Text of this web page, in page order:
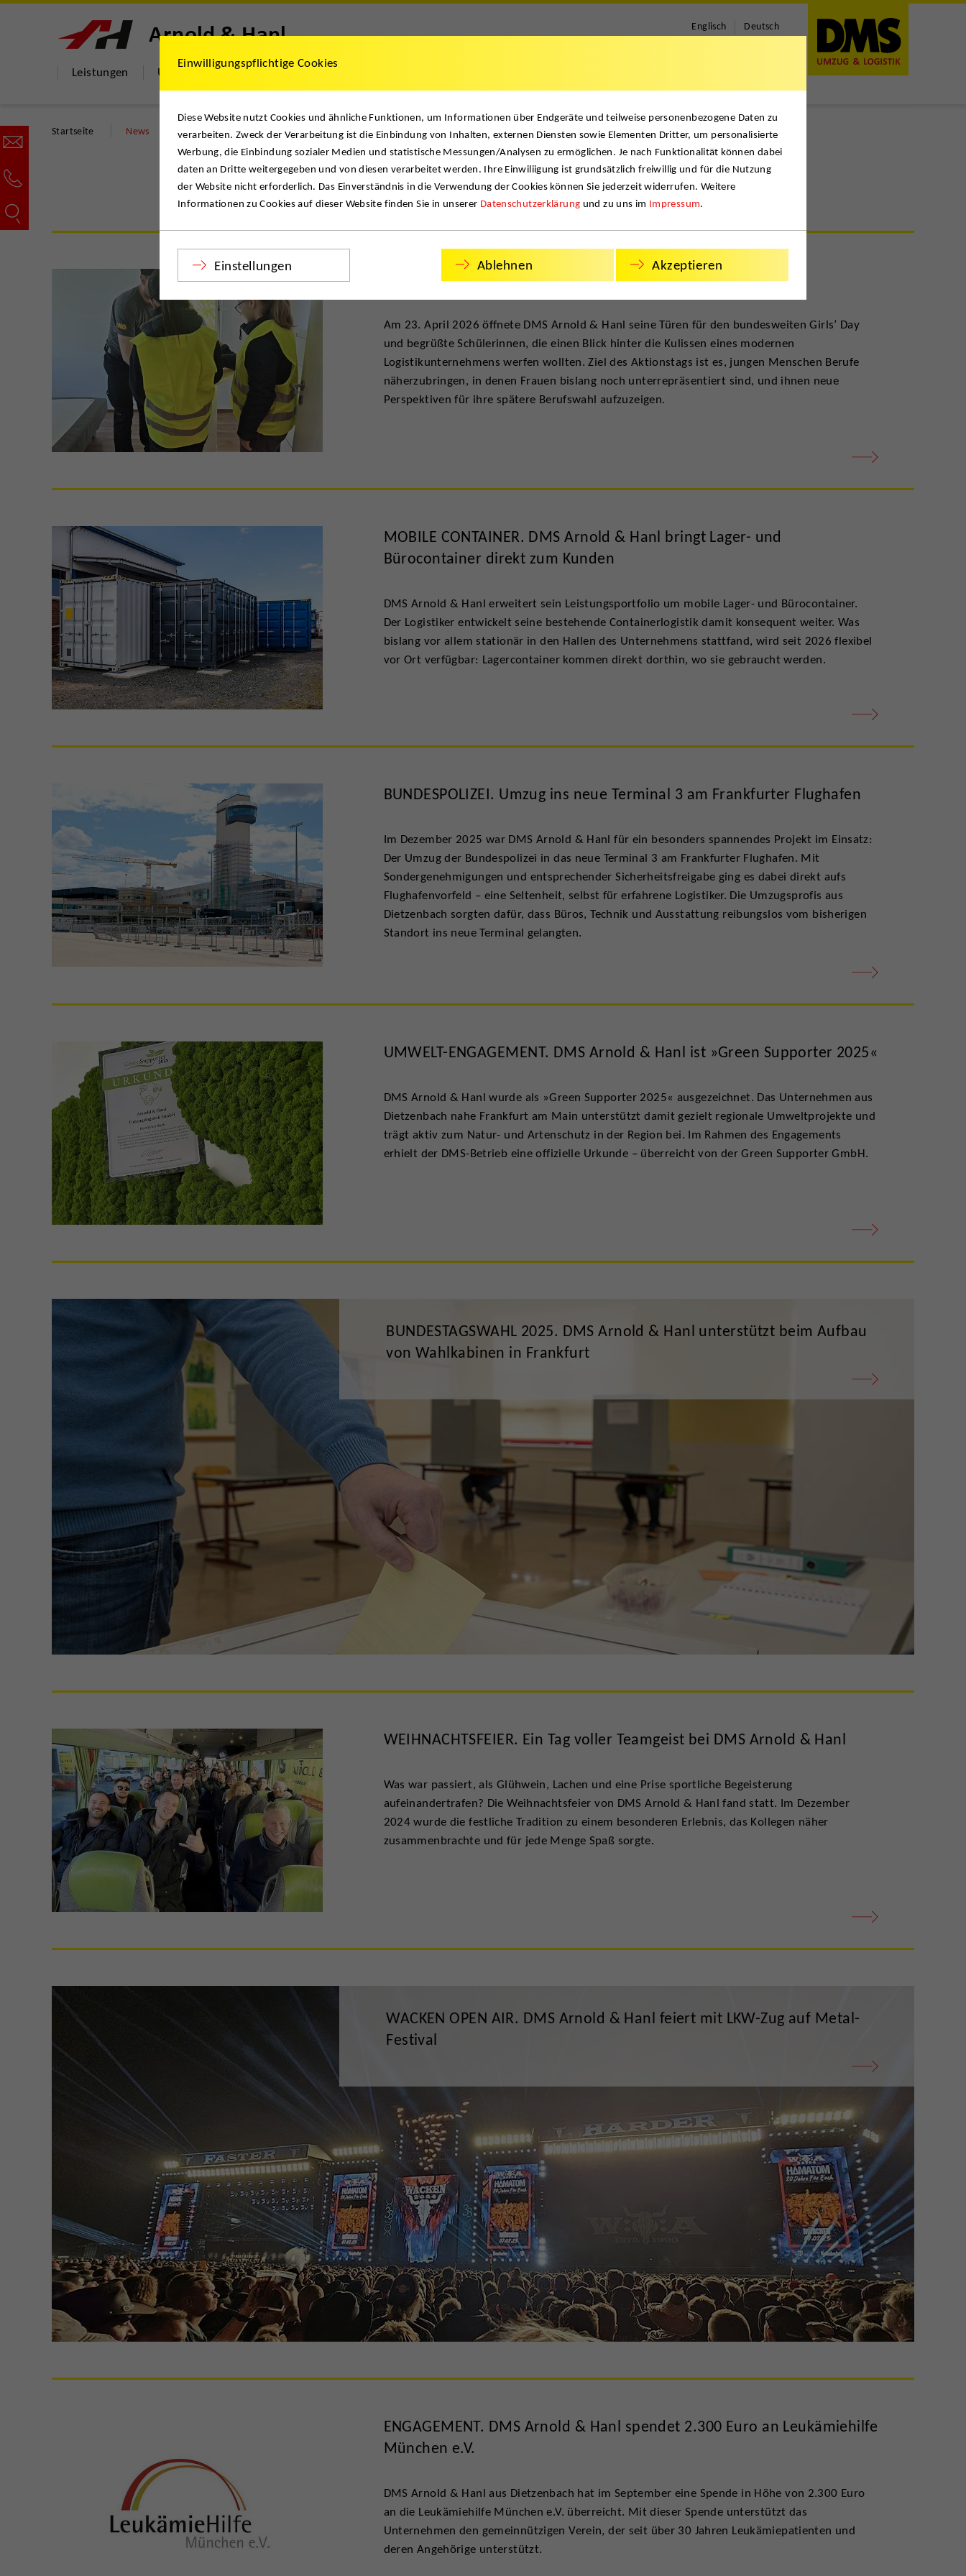
Englisch Deutsch
Leistungen Über uns Hilfe & Dokumente
Startseite News
Projekte & News
NACHWUCHS. DMS Arnold & Hanl beteiligt sich am Girls’ Day
Am 23. April 2026 öffnete DMS Arnold & Hanl seine Türen für den bundesweiten Girls’ Day
und begrüßte Schülerinnen, die einen Blick hinter die Kulissen eines modernen
Logistikunternehmens werfen wollten. Ziel des Aktionstags ist es, jungen Menschen Berufe
näherzubringen, in denen Frauen bislang noch unterrepräsentiert sind, und ihnen neue
Perspektiven für ihre spätere Berufswahl aufzuzeigen.
MOBILE CONTAINER. DMS Arnold & Hanl bringt Lager- und
Bürocontainer direkt zum Kunden
DMS Arnold & Hanl erweitert sein Leistungsportfolio um mobile Lager- und Bürocontainer.
Der Logistiker entwickelt seine bestehende Containerlogistik damit konsequent weiter. Was
bislang vor allem stationär in den Hallen des Unternehmens stattfand, wird seit 2026 flexibel
vor Ort verfügbar: Lagercontainer kommen direkt dorthin, wo sie gebraucht werden.
BUNDESPOLIZEI. Umzug ins neue Terminal 3 am Frankfurter Flughafen
Im Dezember 2025 war DMS Arnold & Hanl für ein besonders spannendes Projekt im Einsatz:
Der Umzug der Bundespolizei in das neue Terminal 3 am Frankfurter Flughafen. Mit
Sondergenehmigungen und entsprechender Sicherheitsfreigabe ging es dabei direkt aufs
Flughafenvorfeld – eine Seltenheit, selbst für erfahrene Logistiker. Die Umzugsprofis aus
Dietzenbach sorgten dafür, dass Büros, Technik und Ausstattung reibungslos vom bisherigen
Standort ins neue Terminal gelangten.
UMWELT-ENGAGEMENT. DMS Arnold & Hanl ist »Green Supporter 2025«
DMS Arnold & Hanl wurde als »Green Supporter 2025« ausgezeichnet. Das Unternehmen aus
Dietzenbach nahe Frankfurt am Main unterstützt damit gezielt regionale Umweltprojekte und
trägt aktiv zum Natur- und Artenschutz in der Region bei. Im Rahmen des Engagements
erhielt der DMS-Betrieb eine offizielle Urkunde – überreicht von der Green Supporter GmbH.
BUNDESTAGSWAHL 2025. DMS Arnold & Hanl unterstützt beim Aufbau
von Wahlkabinen in Frankfurt
WEIHNACHTSFEIER. Ein Tag voller Teamgeist bei DMS Arnold & Hanl
Was war passiert, als Glühwein, Lachen und eine Prise sportliche Begeisterung
aufeinandertrafen? Die Weihnachtsfeier von DMS Arnold & Hanl fand statt. Im Dezember
2024 wurde die festliche Tradition zu einem besonderen Erlebnis, das Kollegen näher
zusammenbrachte und für jede Menge Spaß sorgte.
WACKEN OPEN AIR. DMS Arnold & Hanl feiert mit LKW-Zug auf Metal-
Festival
ENGAGEMENT. DMS Arnold & Hanl spendet 2.300 Euro an Leukämiehilfe
München e.V.
DMS Arnold & Hanl aus Dietzenbach hat im September eine Spende in Höhe von 2.300 Euro
an die Leukämiehilfe München e.V. überreicht. Mit dieser Spende unterstützt das
Unternehmen den gemeinnützigen Verein, der seit über 30 Jahren Leukämiepatienten und
deren Angehörige unterstützt.
Einwilligungspflichtige Cookies
Diese Website nutzt Cookies und ähnliche Funktionen, um Informationen über Endgeräte und teilweise personenbezogene Daten zu
verarbeiten. Zweck der Verarbeitung ist die Einbindung von Inhalten, externen Diensten sowie Elementen Dritter, um personalisierte
Werbung, die Einbindung sozialer Medien und statistische Messungen/Analysen zu ermöglichen. Je nach Funktionalität können dabei
daten an Dritte weitergegeben und von diesen verarbeitet werden. Ihre Einwiliigung ist grundsätzlich freiwillig und für die Nutzung
der Website nicht erforderlich. Das Einverständnis in die Verwendung der Cookies können Sie jederzeit widerrufen. Weitere
Informationen zu Cookies auf dieser Website finden Sie in unserer Datenschutzerklärung und zu uns im Impressum.
Einstellungen Ablehnen Akzeptieren